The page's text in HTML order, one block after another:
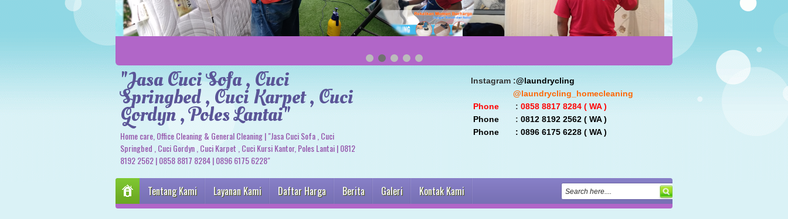
"Jasa Cuci Sofa , Cuci
Springbed , Cuci Karpet , Cuci
Gordyn , Poles Lantai"
Home care, Office Cleaning & General Cleaning | "Jasa Cuci Sofa , Cuci
Springbed , Cuci Gordyn , Cuci Karpet , Cuci Kursi Kantor, Poles Lantai | 0812
8192 2562 | 0858 8817 8284 | 0896 6175 6228"
                               Instagram :
@laundrycling
                                                 @laundrycling_homecleaning
Phone
       :
0858 8817 8284 ( WA )
Phone
       :
0812 8192 2562 ( WA )
                                Phone       : 0896 6175 6228 ( WA )
Tentang Kami Layanan Kami Daftar Harga Berita Galeri Kontak Kami